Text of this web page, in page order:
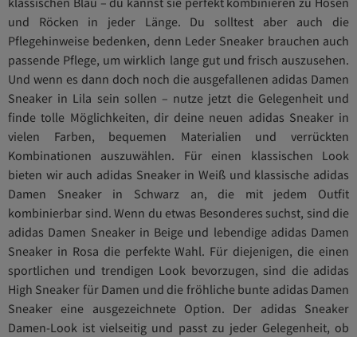
und Röcken in jeder Länge. Du solltest aber auch die
Pflegehinweise bedenken, denn Leder Sneaker brauchen auch
passende Pflege, um wirklich lange gut und frisch auszusehen.
Und wenn es dann doch noch die ausgefallenen adidas Damen
Sneaker in Lila sein sollen – nutze jetzt die Gelegenheit und
finde tolle Möglichkeiten, dir deine neuen adidas Sneaker in
vielen Farben, bequemen Materialien und verrückten
Kombinationen auszuwählen. Für einen klassischen Look
bieten wir auch adidas Sneaker in Weiß und klassische adidas
Damen Sneaker in Schwarz an, die mit jedem Outfit
kombinierbar sind. Wenn du etwas Besonderes suchst, sind die
adidas Damen Sneaker in Beige und lebendige adidas Damen
Sneaker in Rosa die perfekte Wahl. Für diejenigen, die einen
sportlichen und trendigen Look bevorzugen, sind die adidas
High Sneaker für Damen und die fröhliche bunte adidas Damen
Sneaker eine ausgezeichnete Option. Der adidas Sneaker
Damen-Look ist vielseitig und passt zu jeder Gelegenheit, ob